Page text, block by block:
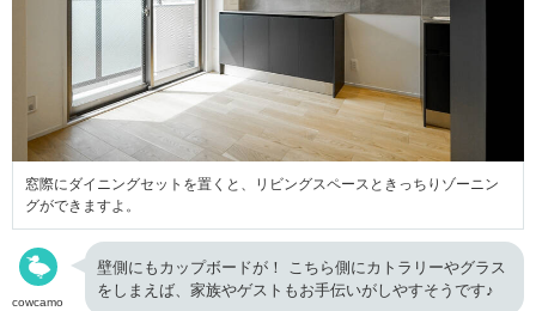
窓際にダイニングセットを置くと、リビングスペースときっちりゾーニン
グができますよ。
cowcamo
壁側にもカップボードが！ こちら側にカトラリーやグラス
をしまえば、家族やゲストもお手伝いがしやすそうです♪